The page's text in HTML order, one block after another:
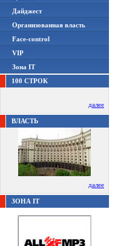
Дайджест
Организованная власть
Face-control
VIP
Зона IT
100 СТРОК
далее
ВЛАСТЬ
далее
ЗОНА IT